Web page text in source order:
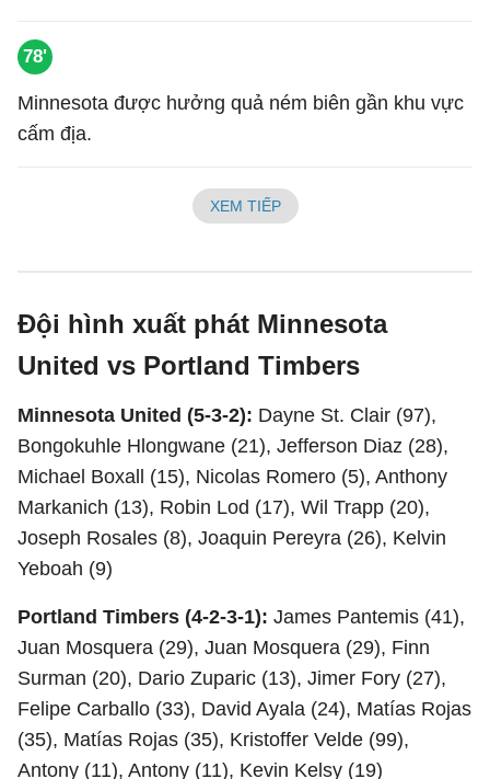
78'
Minnesota được hưởng quả ném biên gần khu vực
cấm địa.
XEM TIẾP
Đội hình xuất phát Minnesota
United vs Portland Timbers
Minnesota United (5-3-2): Dayne St. Clair (97),
Bongokuhle Hlongwane (21), Jefferson Diaz (28),
Michael Boxall (15), Nicolas Romero (5), Anthony
Markanich (13), Robin Lod (17), Wil Trapp (20),
Joseph Rosales (8), Joaquin Pereyra (26), Kelvin
Yeboah (9)
Portland Timbers (4-2-3-1): James Pantemis (41),
Juan Mosquera (29), Juan Mosquera (29), Finn
Surman (20), Dario Zuparic (13), Jimer Fory (27),
Felipe Carballo (33), David Ayala (24), Matías Rojas
(35), Matías Rojas (35), Kristoffer Velde (99),
Antony (11), Antony (11), Kevin Kelsy (19)